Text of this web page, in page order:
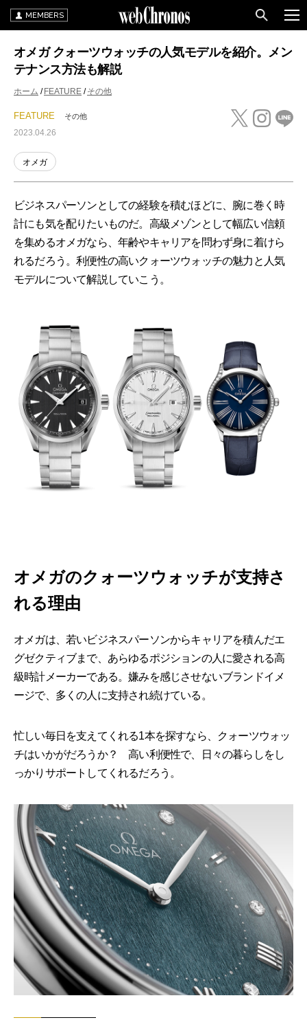
MEMBERS
オメガ クォーツウォッチの人気モデルを紹介。メン
テナンス方法も解説
ホーム FEATURE その他
FEATURE その他
2023.04.26
オメガ
ビジネスパーソンとしての経験を積むほどに、腕に巻く時
計にも気を配りたいものだ。高級メゾンとして幅広い信頼
を集めるオメガなら、年齢やキャリアを問わず身に着けら
れるだろう。利便性の高いクォーツウォッチの魅力と人気
モデルについて解説していこう。
オメガのクォーツウォッチが支持さ
れる理由
オメガは、若いビジネスパーソンからキャリアを積んだエ
グゼクティブまで、あらゆるポジションの人に愛される高
級時計メーカーである。嫌みを感じさせないブランドイメ
ージで、多くの人に支持され続けている。
忙しい毎日を支えてくれる1本を探すなら、クォーツウォッ
チはいかがだろうか？ 高い利便性で、日々の暮らしをし
っかりサポートしてくれるだろう。